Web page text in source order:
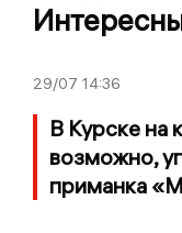
29/07 14:36
В Курске на
возможно,
приманка